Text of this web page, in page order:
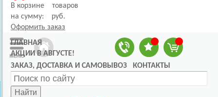
В корзине
товаров
на сумму:
руб.
Оформить заказ
ГЛАВНАЯ
АКЦИИ В АВГУСТЕ!
ЗАКАЗ, ДОСТАВКА И САМОВЫВОЗ
КОНТАКТЫ
Найти